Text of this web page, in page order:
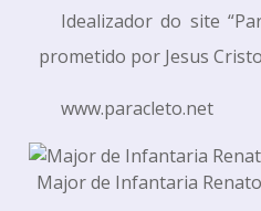
Idealizador do site
prometido por Jesus
www.paracleto.net
Major de Infantaria